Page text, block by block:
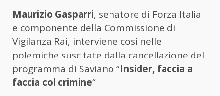
Maurizio Gasparri, senatore di Forza Italia
e componente della Commissione di
Vigilanza Rai, interviene così nelle
polemiche suscitate dalla cancellazione del
programma di Saviano “Insider, faccia a
faccia col crimine“